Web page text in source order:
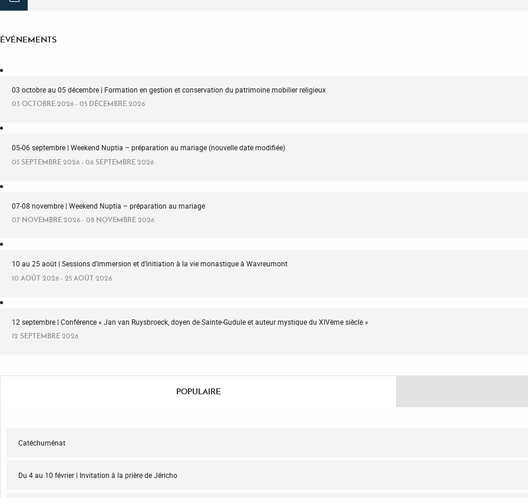
ÉVÉNEMENTS
03 octobre au 05 décembre | Formation en gestion et conservation du patrimoine mobilier religieux
03 OCTOBRE 2026 - 05 DÉCEMBRE 2026
05-06 septembre | Weekend Nuptia – préparation au mariage (nouvelle date modifiée)
05 SEPTEMBRE 2026 - 06 SEPTEMBRE 2026
07-08 novembre | Weekend Nuptia – préparation au mariage
07 NOVEMBRE 2026 - 08 NOVEMBRE 2026
10 au 25 août | Sessions d’immersion et d’initiation à la vie monastique à Wavreumont
10 AOÛT 2026 - 25 AOÛT 2026
12 septembre | Conférence « Jan van Ruysbroeck, doyen de Sainte-Gudule et auteur mystique du XIVème siècle »
12 SEPTEMBRE 2026
POPULAIRE
Catéchuménat
Du 4 au 10 février | Invitation à la prière de Jéricho